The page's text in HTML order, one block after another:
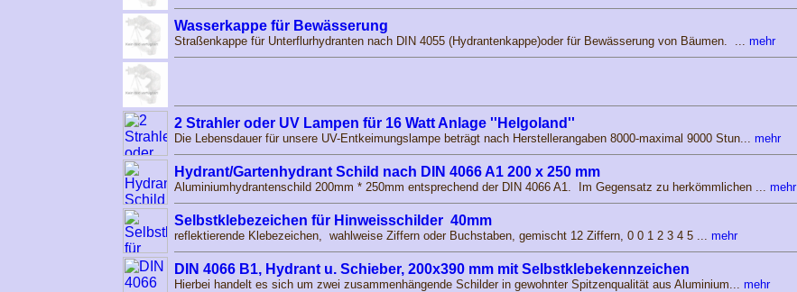
Wasserkappe für Bewässerung
Straßenkappe für Unterflurhydranten nach DIN 4055 (Hydrantenkappe)oder für Bewässerung von Bäumen. ... mehr
2 Strahler oder UV Lampen für 16 Watt Anlage ''Helgoland''
Die Lebensdauer für unsere UV-Entkeimungslampe beträgt nach Herstellerangaben 8000-maximal 9000 Stun... mehr
Hydrant/Gartenhydrant Schild nach DIN 4066 A1 200 x 250 mm
Aluminiumhydrantenschild 200mm * 250mm entsprechend der DIN 4066 A1. Im Gegensatz zu herkömmlichen ... mehr
Selbstklebezeichen für Hinweisschilder 40mm
reflektierende Klebezeichen, wahlweise Ziffern oder Buchstaben, gemischt 12 Ziffern, 0 0 1 2 3 4 5 ... mehr
DIN 4066 B1, Hydrant u. Schieber, 200x390 mm mit Selbstklebekennzeichen
Hierbei handelt es sich um zwei zusammenhängende Schilder in gewohnter Spitzenqualität aus Aluminium... mehr